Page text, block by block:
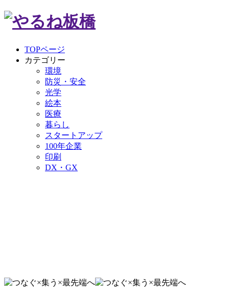
TOPページ
カテゴリー
環境
防災・安全
光学
絵本
医療
暮らし
スタートアップ
100年企業
印刷
DX・GX